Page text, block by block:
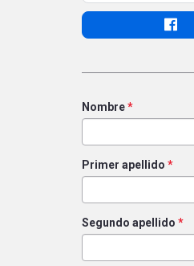
Nombre*
Primer apellido *
Segundo apellido *